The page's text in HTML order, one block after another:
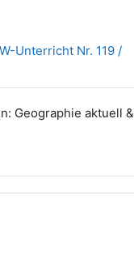
Unterricht Nr. 119 /
Geographie aktuell &